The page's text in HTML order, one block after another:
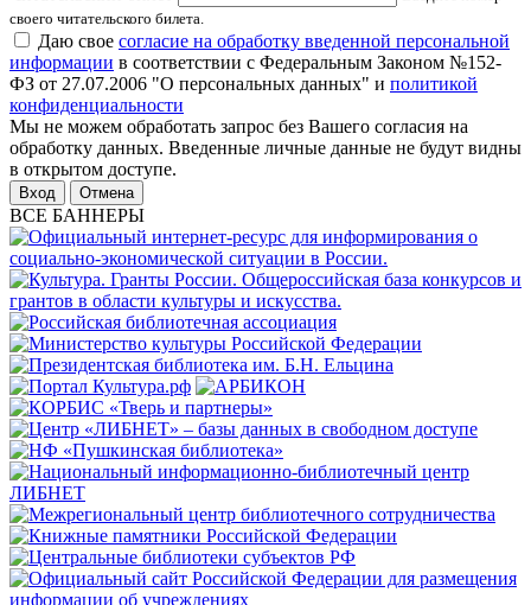
своего читательского билета.
Даю свое согласие на обработку введенной персональной
информации в соответствии с Федеральным Законом №152-
ФЗ от 27.07.2006 "О персональных данных" и политикой
конфиденциальности
Мы не можем обработать запрос без Вашего согласия на
обработку данных. Введенные личные данные не будут видны
в открытом доступе.
Отмена
ВСЕ БАННЕРЫ